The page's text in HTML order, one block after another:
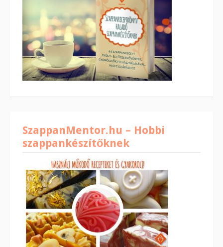
SzappanMentor.hu – Hobbi
szappankészítőknek